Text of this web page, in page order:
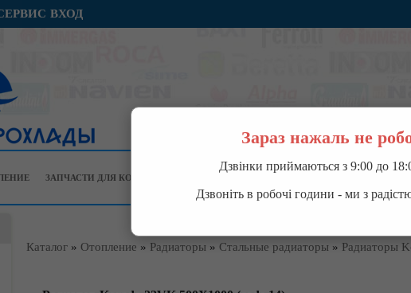
ВХОД
ЗАПЧАСТИ ДЛЯ КОТЛОВ
Каталог » Отопление » Радиаторы » Стальные радиаторы » Радиаторы
Зараз нажаль не
Дзвінки приймаються з 9:00 до
Дзвоніть в робочі години - ми з